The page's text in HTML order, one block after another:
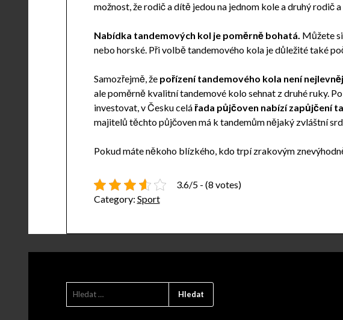
možnost, že rodič a dítě jedou na jednom kole a druhý rodič
Nabídka tandemových kol je poměrně bohatá. Můžete
nebo horské. Při volbě tandemového kola je důležité také
Samozřejmě, že pořízení tandemového kola není
ale poměrně kvalitní tandemové kolo sehnat z druhé ruky.
investovat, v Česku celářada půjčoven nabízí zapůjčení
majitelů těchto půjčoven má k tandemům nějaký zvláštní
Pokud máte někoho blízkého, kdo trpí zrakovým
3.6/5 - (8 votes)
Category: Sport